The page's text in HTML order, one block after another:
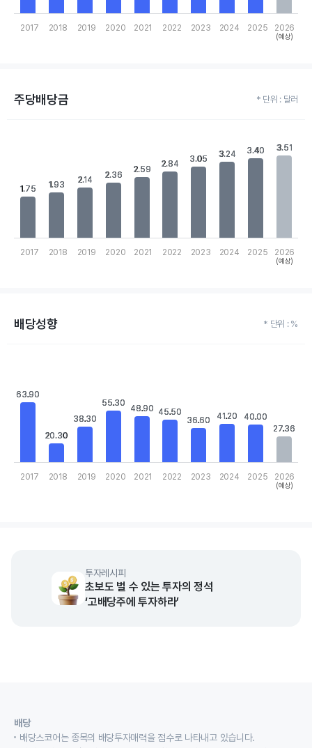
2017 2018 2019 2020 2021 2022 2023 2024 2025 2026
(예상)
주당배당금 * 단위 : 달러
The chart has 1 X axis displaying categories.
The chart has 1 Y axis displaying values. Data ranges from 1.75
1.75
1.75 1.93
1.93 2.14
2.14 2.36
2.36
2.59
2.59
2.84
2.84 3.05
3.05 3.24
3.24 3.40
3.40 3.51
3.51
2017 2018 2019 2020 2021 2022 2023 2024 2025 2026
(예상)
배당성향 * 단위 : %
The chart has 1 X axis displaying categories.
The chart has 1 Y axis displaying values. Data ranges from
63.90
63.90
20.30
20.30
38.30
38.30
55.30
55.30
48.90
48.90 45.50
45.50
36.60
36.60 41.20
41.20 40.00
40.00
27.36
27.36
2017 2018 2019 2020 2021 2022 2023 2024 2025 2026
(예상)
투자레시피
초보도 벌 수 있는 투자의 정석
‘고배당주에 투자하라’
배당
배당스코어는 종목의 배당투자매력을 점수로 나타내고 있습니다.